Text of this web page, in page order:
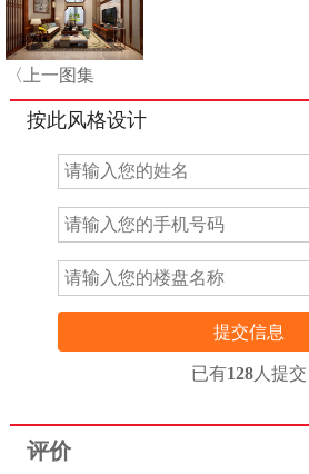
〈上一图集
按此风格设计
提交信息
已有128人提交
评价